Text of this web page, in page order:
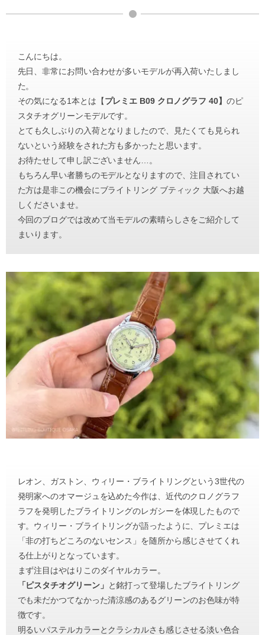
こんにちは。
先日、非常にお問い合わせが多いモデルが再入荷いたしまし
た。
その気になる1本とは【プレミエ B09 クロノグラフ 40】 のピ
スタチオグリーンモデルです。
とても久しぶりの入荷となりましたので、見たくても見られ
ないという経験をされた方も多かったと思います。
お待たせして申し訳ございません…。
もちろん早い者勝ちのモデルとなりますので、注目されてい
た方は是非この機会にブライトリング ブティック 大阪へお越
しくださいませ。
今回のブログでは改めて当モデルの素晴らしさをご紹介して
まいります。
レオン、ガストン、ウィリー・ブライトリングという3世代の
発明家へのオマージュを込めた今作は、近代のクロノグラフ
ラフを発明したブライトリングのレガシーを体現したもので
す。ウィリー・ブライトリングが語ったように、プレミエは
「非の打ちどころのないセンス」を随所から感じさせてくれ
る仕上がりとなっています。
まず注目はやはりこのダイヤルカラー。
「ピスタチオグリーン」 と銘打って登場したブライトリング
でも未だかつてなかった清涼感のあるグリーンのお色味が特
徴です。
明るいパステルカラーとクラシカルさも感じさせる淡い色合